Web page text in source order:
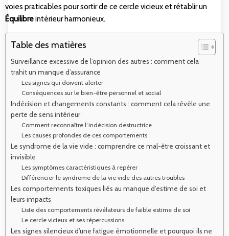
voies praticables pour sortir de ce cercle vicieux et rétablir un
Équilibreintérieur harmonieux.
Table des matières
Surveillance excessive de l’opinion des autres : comment cela
trahit un manque d’assurance
Les signes qui doivent alerter
Conséquences sur le bien-être personnel et social
Indécision et changements constants : comment cela révèle une
perte de sens intérieur
Comment reconnaître l’indécision destructrice
Les causes profondes de ces comportements
Le syndrome de la vie vide : comprendre ce mal-être croissant et
invisible
Les symptômes caractéristiques à repérer
Différencier le syndrome de la vie vide des autres troubles
Les comportements toxiques liés au manque d’estime de soi et
leurs impacts
Liste des comportements révélateurs de faible estime de soi
Le cercle vicieux et ses répercussions
Les signes silencieux d’une fatigue émotionnelle et pourquoi ils ne